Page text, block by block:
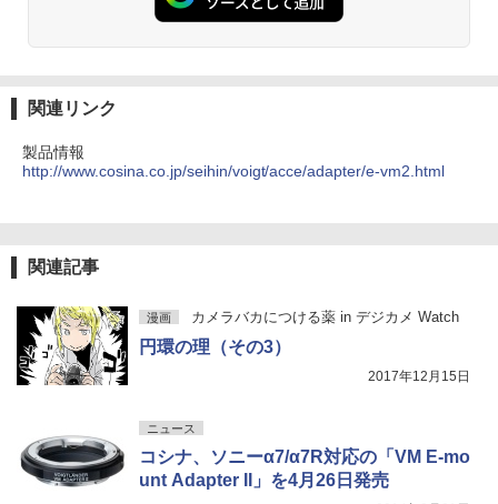
関連リンク
製品情報
http://www.cosina.co.jp/seihin/voigt/acce/adapter/e-vm2.html
関連記事
漫画 カメラバカにつける薬 in デジカメ Watch
円環の理（その3）
2017年12月15日
ニュース
コシナ、ソニーα7/α7R対応の「VM E-mo
unt Adapter II」を4月26日発売